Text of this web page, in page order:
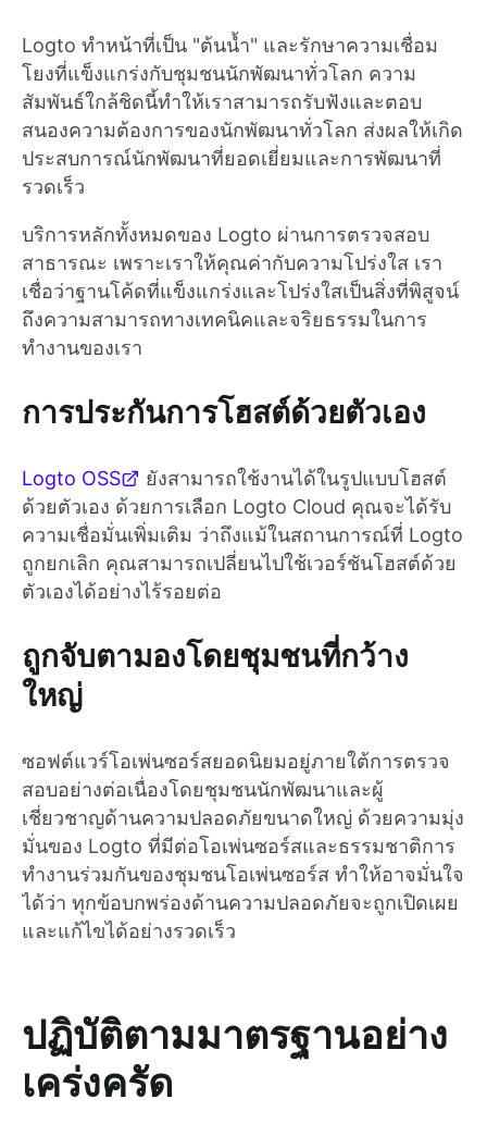
Logto ทำหน้าที่เป็น "ต้นน้ำ" และรักษาความเชื่อม
โยงที่แข็งแกร่งกับชุมชนนักพัฒนาทั่วโลก ความ
สัมพันธ์ใกล้ชิดนี้ทำให้เราสามารถรับฟังและตอบ
สนองความต้องการของนักพัฒนาทั่วโลก ส่งผลให้เกิด
ประสบการณ์นักพัฒนาที่ยอดเยี่ยมและการพัฒนาที่
รวดเร็ว
บริการหลักทั้งหมดของ Logto ผ่านการตรวจสอบ
สาธารณะ เพราะเราให้คุณค่ากับความโปร่งใส เรา
เชื่อว่าฐานโค้ดที่แข็งแกร่งและโปร่งใสเป็นสิ่งที่พิสูจน์
ถึงความสามารถทางเทคนิคและจริยธรรมในการ
ทำงานของเรา
การประกันการโฮสต์ด้วยตัวเอง
Logto OSS
ยังสามารถใช้งานได้ในรูปแบบโฮสต์
ด้วยตัวเอง ด้วยการเลือก Logto Cloud คุณจะได้รับ
ความเชื่อมั่นเพิ่มเติม ว่าถึงแม้ในสถานการณ์ที่ Logto
ถูกยกเลิก คุณสามารถเปลี่ยนไปใช้เวอร์ชันโฮสต์ด้วย
ตัวเองได้อย่างไร้รอยต่อ
ถูกจับตามองโดยชุมชนที่กว้าง
ใหญ่
ซอฟต์แวร์โอเพ่นซอร์สยอดนิยมอยู่ภายใต้การตรวจ
สอบอย่างต่อเนื่องโดยชุมชนนักพัฒนาและผู้
เชี่ยวชาญด้านความปลอดภัยขนาดใหญ่ ด้วยความมุ่ง
มั่นของ Logto ที่มีต่อโอเพ่นซอร์สและธรรมชาติการ
ทำงานร่วมกันของชุมชนโอเพ่นซอร์ส ทำให้อาจมั่นใจ
ได้ว่า ทุกข้อบกพร่องด้านความปลอดภัยจะถูกเปิดเผย
และแก้ไขได้อย่างรวดเร็ว
ปฏิบัติตามมาตรฐานอย่าง
เคร่งครัด